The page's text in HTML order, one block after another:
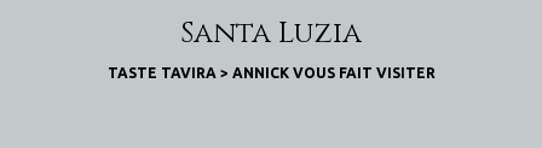
Santa Luzia
TASTE TAVIRA > ANNICK VOUS FAIT VISITER